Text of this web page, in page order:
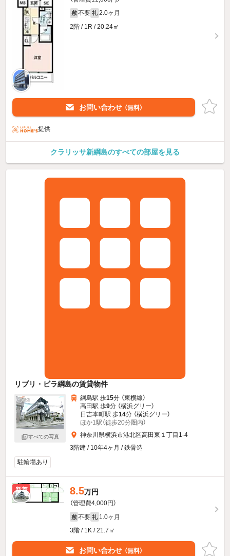
敷 不要 礼 2.0ヶ月
2階 / 1R / 20.24㎡
お問い合わせ （無料）
提供
クラリッサ新綱島のすべての部屋を見る
リブリ・ビラ綱島の賃貸物件
すべての写真
綱島駅 歩15分 （東横線）
高田駅 歩9分 （横浜グリー）
日吉本町駅 歩14分 （横浜グリー）
ほか1駅（徒歩20分圏内）
神奈川県横浜市港北区高田東１丁目1-4
3階建 / 10年4ヶ月 / 鉄骨造
駐輪場あり
新着 8.5万円
（管理費4,000円）
敷 不要 礼 1.0ヶ月
3階 / 1K / 21.7㎡
お問い合わせ （無料）